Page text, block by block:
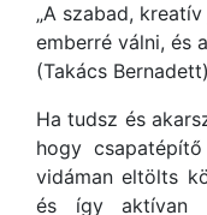
„A szabad,
emberré válni, és
(Takács Bernadett)
Ha tudsz és
hogy
vidáman eltölts
és így aktívan